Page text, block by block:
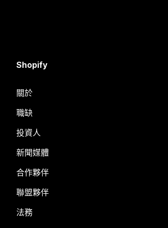
Shopify
關於
職缺
投資人
新聞媒體
合作夥伴
聯盟夥伴
法務